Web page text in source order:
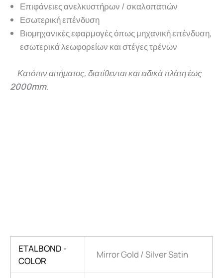
Επιφάνειες ανελκυστήρων / σκαλοπατιών
Εσωτερική επένδυση
Βιομηχανικές εφαρμογές όπως μηχανική επένδυση,
εσωτερικά λεωφορείων και στέγες τρένων
Κατόπιν αιτήματος, διατίθενται και ειδικά πλάτη έως
2000mm.
ETALBOND -
COLOR
Mirror Gold / Silver Satin